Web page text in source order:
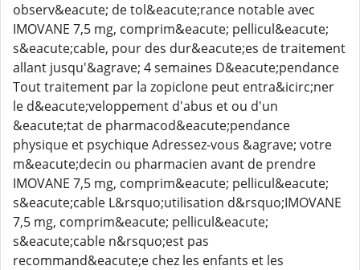
observ&eacute; de tol&eacute;rance notable avec
IMOVANE 7,5 mg, comprim&eacute; pellicul&eacute;
s&eacute;cable, pour des dur&eacute;es de traitement
allant jusqu'&agrave; 4 semaines D&eacute;pendance
Tout traitement par la zopiclone peut entra&icirc;ner
le d&eacute;veloppement d'abus et ou d'un
&eacute;tat de pharmacod&eacute;pendance
physique et psychique Adressez-vous &agrave; votre
m&eacute;decin ou pharmacien avant de prendre
IMOVANE 7,5 mg, comprim&eacute; pellicul&eacute;
s&eacute;cable L&rsquo;utilisation d&rsquo;IMOVANE
7,5 mg, comprim&eacute; pellicul&eacute;
s&eacute;cable n&rsquo;est pas
recommand&eacute;e chez les enfants et les